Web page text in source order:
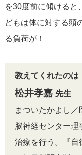
を30度前に傾けると
どもは体に対する頭
る負荷が！
教えてくれたのは
松井孝嘉 先生
まついたかよし
脳神経センター理
治療を行う。『自